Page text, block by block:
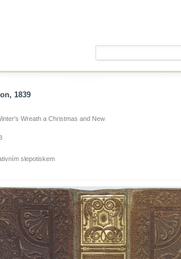
1839
Wreath a Christmas and New
slepotiskem